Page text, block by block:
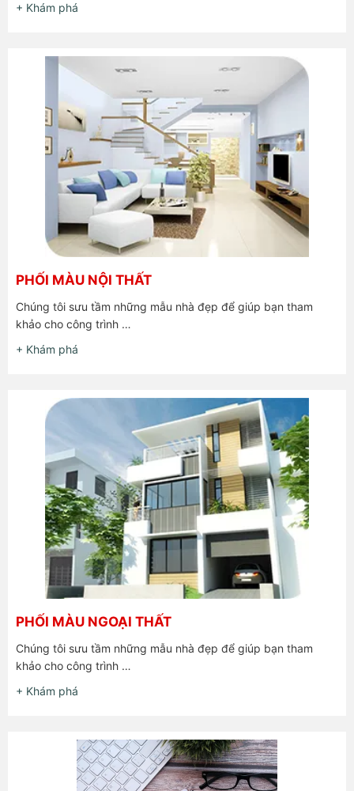
+ Khám phá
PHỐI MÀU NỘI THẤT
Chúng tôi sưu tầm những mẫu nhà đẹp để giúp bạn tham
khảo cho công trình …
+ Khám phá
PHỐI MÀU NGOẠI THẤT
Chúng tôi sưu tầm những mẫu nhà đẹp để giúp bạn tham
khảo cho công trình …
+ Khám phá